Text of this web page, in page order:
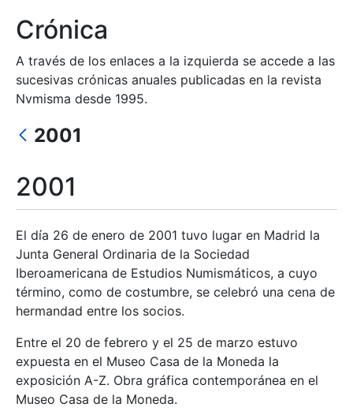
Mostrar/Ocultar
Mostrar/Ocultar
Mostrar/Ocultar
Crónica
A través de los enlaces a la izquierda se accede a las
sucesivas crónicas anuales publicadas en la revista
Nvmisma desde 1995.
2001
2001
El día 26 de enero de 2001 tuvo lugar en Madrid la
Junta General Ordinaria de la Sociedad
Iberoamericana de Estudios Numismáticos, a cuyo
término, como de costumbre, se celebró una cena de
hermandad entre los socios.
Entre el 20 de febrero y el 25 de marzo estuvo
expuesta en el Museo Casa de la Moneda la
exposición A-Z. Obra gráfica contemporánea en el
Museo Casa de la Moneda.